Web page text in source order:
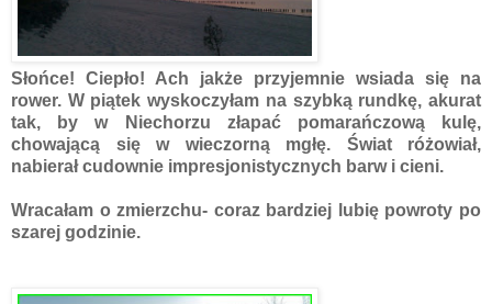
Słońce! Ciepło! Ach jakże przyjemnie wsiada się na
rower. W piątek wyskoczyłam na szybką rundkę, akurat
tak, by w Niechorzu złapać pomarańczową kulę,
chowającą się w wieczorną mgłę. Świat różowiał,
nabierał cudownie impresjonistycznych barw i cieni.
Wracałam o zmierzchu- coraz bardziej lubię powroty po
szarej godzinie.